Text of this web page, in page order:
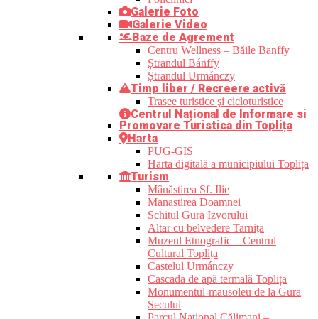
Galerie Foto
Galerie Video
Baze de Agrement
Centru Wellness – Băile Banffy
Ștrandul Bánffy
Ștrandul Urmánczy
Timp liber / Recreere activă
Trasee turistice şi cicloturistice
Centrul Național de Informare si
Promovare Turistica din Toplița
Harta
PUG-GIS
Harta digitală a municipiului Toplița
Turism
Mânăstirea Sf. Ilie
Manastirea Doamnei
Schitul Gura Izvorului
Altar cu belvedere Tarnița
Muzeul Etnografic – Centrul
Cultural Toplița
Castelul Urmánczy
Cascada de apă termală Toplița
Monumentul-mausoleu de la Gura
Secului